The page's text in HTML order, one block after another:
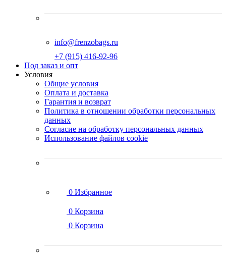
info@frenzobags.ru
‭+7 (915) 416-92-96
Под заказ и опт
Условия
Общие условия
Оплата и доставка
Гарантия и возврат
Политика в отношении обработки персональных
данных
Согласие на обработку персональных данных
Использование файлов cookie
0 Избранное
0 Корзина
0 Корзина